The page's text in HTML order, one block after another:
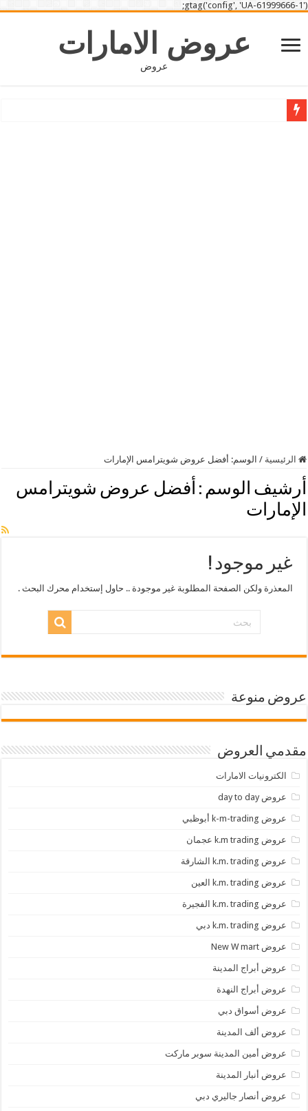
gtag('config', 'UA-61999666-1');
عروض الامارات
عروض
الرئيسية / الوسم: أفضل عروض شويترامس الإمارات
أرشيف الوسم : أفضل عروض شويترامس
الإمارات
غير موجود !
المعذرة ولكن الصفحة المطلوبة غير موجودة .. حاول إستخدام محرك البحث .
عروض منوعة
مقدمي العروض
الكترونيات الامارات
عروض day to day
عروض k-m-trading أبوظبي
عروض k.m trading عجمان
عروض k.m. trading الشارقة
عروض k.m. trading العين
عروض k.m. trading الفجيرة
عروض k.m. trading دبي
عروض New W mart
عروض أبراج المدينة
عروض أبراج النهدة
عروض أسواق دبي
عروض ألف المدينة
عروض أمين المدينة سوبر ماركت
عروض أنبار المدينة
عروض أنصار جاليري دبي